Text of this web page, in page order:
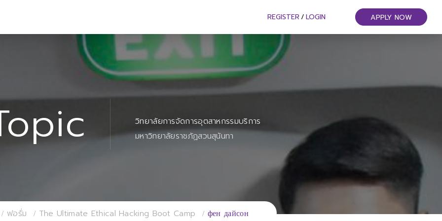
REGISTER / LOGIN APPLY NOW
วิทยาลัยการจัดการอุตสาหกรรมบริการ
มหาวิทยาลัยราชภัฏสวนสุนันทา
ฟอรั่ม The Ultimate Ethical Hacking Boot Camp фен дайсон